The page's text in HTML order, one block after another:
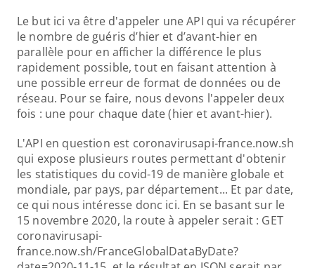
Le but ici va être d'appeler une API qui va récupérer
le nombre de guéris d’hier et d’avant-hier en
parallèle pour en afficher la différence le plus
rapidement possible, tout en faisant attention à
une possible erreur de format de données ou de
réseau. Pour se faire, nous devons l'appeler deux
fois : une pour chaque date (hier et avant-hier).
L'API en question est coronavirusapi-france.now.sh
qui expose plusieurs routes permettant d'obtenir
les statistiques du covid-19 de manière globale et
mondiale, par pays, par département... Et par date,
ce qui nous intéresse donc ici. En se basant sur le
15 novembre 2020, la route à appeler serait : GET
coronavirusapi-
france.now.sh/FranceGlobalDataByDate?